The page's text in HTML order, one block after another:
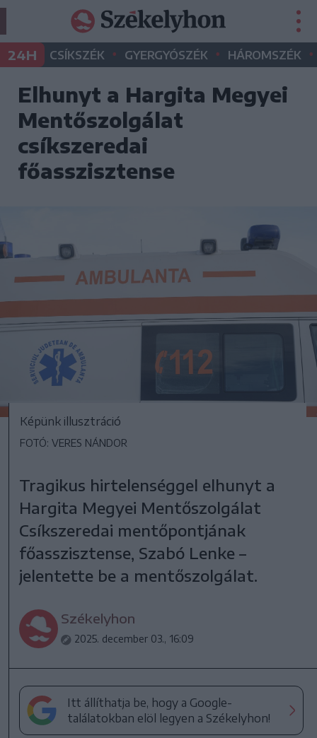
24H CSÍKSZÉK • GYERGYÓSZÉK • HÁROMSZÉK •
Elhunyt a Hargita Megyei
Mentőszolgálat
csíkszeredai
főasszisztense
Képünk illusztráció
FOTÓ: VERES NÁNDOR
Tragikus hirtelenséggel elhunyt a
Hargita Megyei Mentőszolgálat
Csíkszeredai mentőpontjának
főasszisztense, Szabó Lenke –
jelentette be a mentőszolgálat.
Székelyhon
2025. december 03., 16:09
Itt állíthatja be, hogy a Google-
találatokban elöl legyen a Székelyhon!